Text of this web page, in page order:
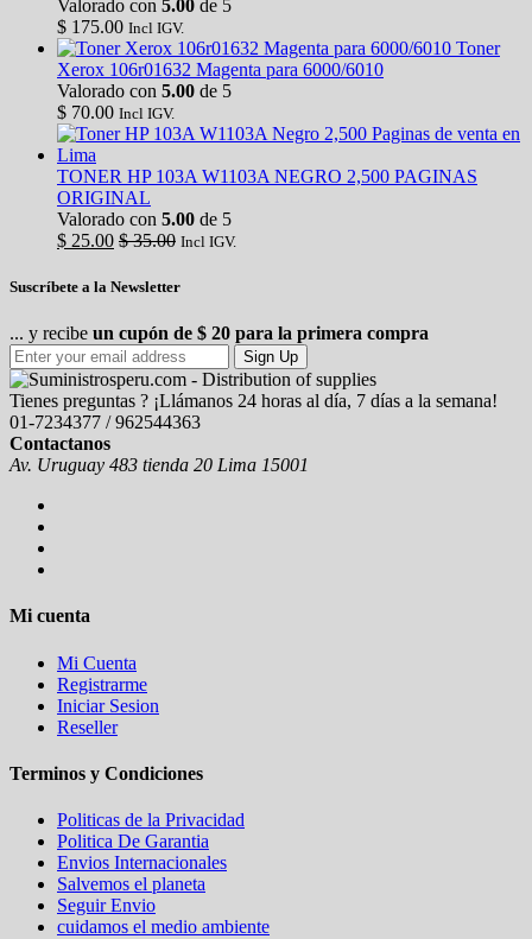
Valorado con 5.00 de 5
$ 175.00 Incl IGV.
Toner
Xerox 106r01632 Magenta para 6000/6010
Valorado con 5.00 de 5
$ 70.00 Incl IGV.
TONER HP 103A W1103A NEGRO 2,500 PAGINAS
ORIGINAL
Valorado con 5.00 de 5
$ 25.00 $35.00 Incl IGV.
Suscríbete a la Newsletter
... y recibe un cupón de $ 20 para la primera compra
Sign Up
Tienes preguntas ? ¡Llámanos 24 horas al día, 7 días a la semana!
01-7234377 / 962544363
Contactanos
Av. Uruguay 483 tienda 20 Lima 15001
Mi cuenta
Mi Cuenta
Registrarme
Iniciar Sesion
Reseller
Terminos y Condiciones
Politicas de la Privacidad
Politica De Garantia
Envios Internacionales
Salvemos el planeta
Seguir Envio
cuidamos el medio ambiente